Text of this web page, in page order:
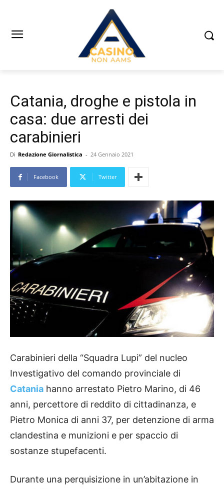
Catania, droghe e pistola in
casa: due arresti dei
carabinieri
Di Redazione Giornalistica - 24 Gennaio 2021
Facebook Twitter
Carabinieri della “Squadra Lupi” del nucleo
Investigativo del comando provinciale di
Catania hanno arrestato Pietro Marino, di 46
anni, percettore di reddito di cittadinanza, e
Pietro Monica di anni 37, per detenzione di arma
clandestina e munizioni e per spaccio di
sostanze stupefacenti.
Durante una perquisizione in un’abitazione in